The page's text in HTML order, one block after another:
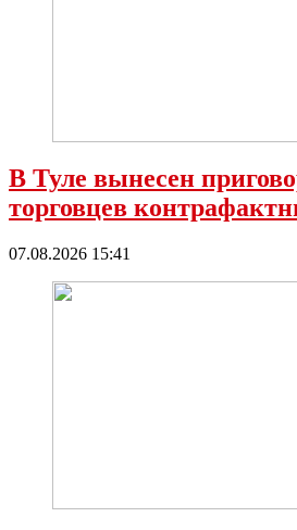
В Туле вынесен
торговцев
07.08.2026 15:41